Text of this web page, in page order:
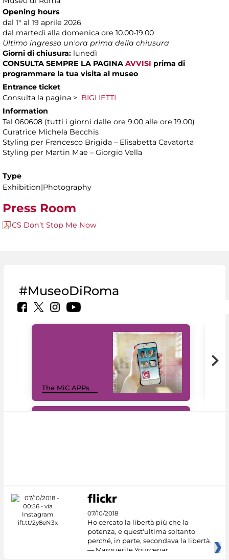
Opening hours
dal 1° al 19 aprile 2026
dal martedì alla domenica ore 10.00-19.00
Ultimo ingresso un'ora prima della chiusura
Giorni di chiusura: lunedì
CONSULTA SEMPRE LA PAGINA AVVISI prima di
programmare la tua visita al museo
Entrance ticket
Consulta la pagina > BIGLIETTI
Information
Tel 060608 (tutti i giorni dalle ore 9.00 alle ore 19.00)
Curatrice Michela Becchis
Styling per Francesco Brigida – Elisabetta Cavatorta
Styling per Martin Mae – Giorgio Vella
Type
Exhibition|Photography
Press Room
CS Don’t Stop Me Now
#MuseoDiRoma
The MiC APPs
07/10/2018
Ho cercato la libertà più che la
potenza, e quest'ultima soltanto
perché, in parte, secondava la libertà.
— Marguerite Yourcenar